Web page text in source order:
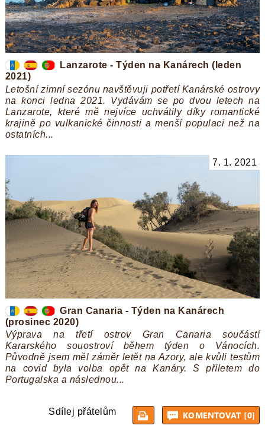
Lanzarote - Týden na Kanárech (leden
2021)
Letošní zimní sezónu navštěvuji potřetí Kanárské ostrovy
na konci ledna 2021. Vydávám se po dvou letech na
Lanzarote, které mě nejvíce uchvátily díky romantické
krajině po vulkanické činnosti a menší populaci než na
ostatních...
7. 1. 2021
Gran Canaria - Týden na Kanárech
(prosinec 2020)
Výprava na třetí ostrov Gran Canaria součástí
Kararského souostroví během týden o Vánocích.
Původně jsem měl záměr letět na Azory, ale kvůli testům
na covid byla volba opět na Kanáry. S příletem do
Portugalska a následnou...
Sdílej přátelům